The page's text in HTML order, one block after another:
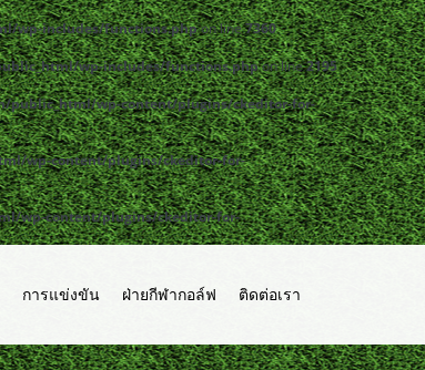
wp-includes/functions.phpon line7360
wp-includes/functions.phpon line2195
public_html/wp-content/plugins/ckeditor-for-
wp-content/plugins/ckeditor-for-
wp-content/plugins/ckeditor-for-
การแข่งขัน ฝ่ายกีฬากอล์ฟ ติดต่อเรา